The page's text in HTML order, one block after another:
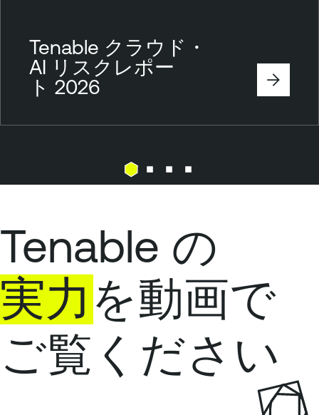
Tenable クラウド・
AI リスクレポー
ト 2026
Tenable の
実力 を動画で
ご覧ください